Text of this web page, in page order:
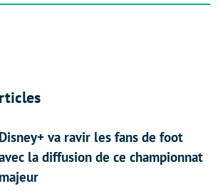
Disney+ va ravir les fans de foot
la diffusion de ce championnat
majeur